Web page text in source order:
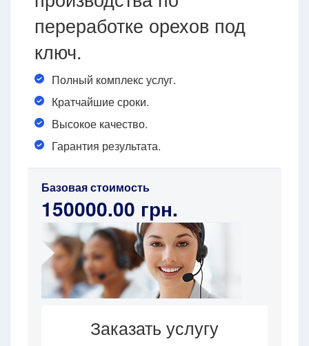
переработке орехов под
ключ.
Полный комплекс услуг.
Кратчайшие сроки.
Высокое качество.
Гарантия результата.
Базовая стоимость
150000.00 грн.